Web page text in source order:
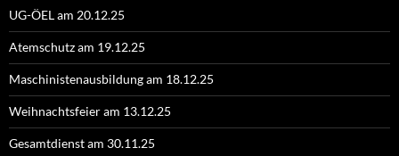
UG-ÖEL am 20.12.25
Atemschutz am 19.12.25
Maschinistenausbildung am 18.12.25
Weihnachtsfeier am 13.12.25
Gesamtdienst am 30.11.25